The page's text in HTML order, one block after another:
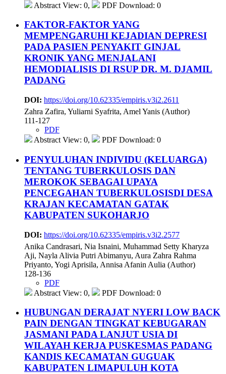
Abstract View: 0,
PDF Download: 0
FAKTOR-FAKTOR YANG
MEMPENGARUHI KEJADIAN DEPRESI
PADA PASIEN PENYAKIT GINJAL
KRONIK YANG MENJALANI
HEMODIALISIS DI RSUP DR. M. DJAMIL
PADANG
DOI: https://doi.org/10.62335/empiris.v3i2.2611
Zahra Zafira, Yuliarni Syafrita, Amel Yanis (Author)
111-127
PDF
Abstract View: 0,
PDF Download: 0
PENYULUHAN INDIVIDU (KELUARGA)
TENTANG TUBERKULOSIS DAN
MEROKOK SEBAGAI UPAYA
PENCEGAHAN TUBERKULOSISDI DESA
KRAJAN KECAMATAN GATAK
KABUPATEN SUKOHARJO
DOI: https://doi.org/10.62335/empiris.v3i2.2577
Anika Candrasari, Nia Isnaini, Muhammad Setty Kharyza
Aji, Nayla Alivia Putri Abimanyu, Aura Zahra Rahma
Priyanto, Yogi Aprisila, Annisa Afanin Aulia (Author)
128-136
PDF
Abstract View: 0,
PDF Download: 0
HUBUNGAN DERAJAT NYERI LOW BACK
PAIN DENGAN TINGKAT KEBUGARAN
JASMANI PADA LANJUT USIA DI
WILAYAH KERJA PUSKESMAS PADANG
KANDIS KECAMATAN GUGUAK
KABUPATEN LIMAPULUH KOTA